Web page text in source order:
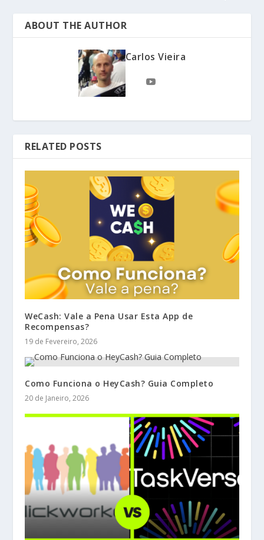
ABOUT THE AUTHOR
Carlos Vieira
RELATED POSTS
WeCash: Vale a Pena Usar Esta App de
Recompensas?
19 de Fevereiro, 2026
Como Funciona o HeyCash? Guia Completo
20 de Janeiro, 2026